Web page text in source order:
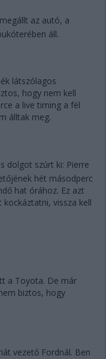
az autó, a
áll.
látszólagos
hogy nem kell
a live timing a fél
álltak meg.
dolgot szúrt ki: Pierre
hét másodperc
hat órához. Ez azt
vissza kell
a Toyota. De már
biztos, hogy
vezető Fordnál. Ben